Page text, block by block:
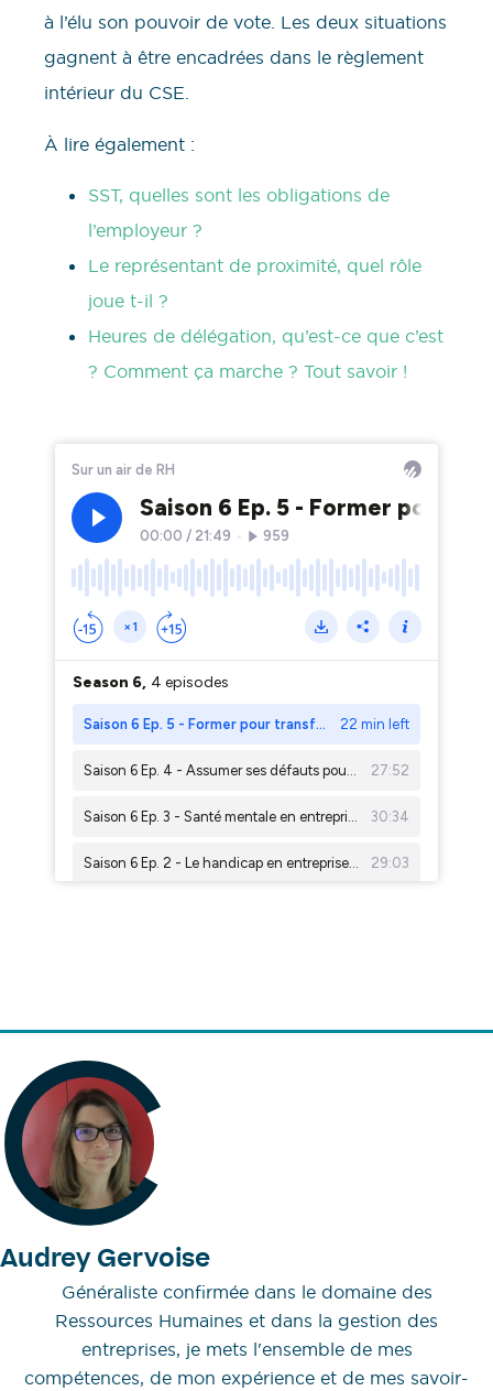
à l’élu son pouvoir de vote. Les deux situations
gagnent à être encadrées dans le règlement
intérieur du CSE.
À lire également :
SST, quelles sont les obligations de
l’employeur ?
Le représentant de proximité, quel rôle
joue t-il ?
Heures de délégation, qu’est-ce que c’est
? Comment ça marche ? Tout savoir !
Audrey Gervoise
Généraliste confirmée dans le domaine des
Ressources Humaines et dans la gestion des
entreprises, je mets l'ensemble de mes
compétences, de mon expérience et de mes savoir-